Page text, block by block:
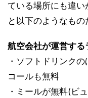
ている場所にも違い
と以下のようなもの
航空会社が運営する
・ソフトドリンク
コールも無料
・ミールが無料(ビ